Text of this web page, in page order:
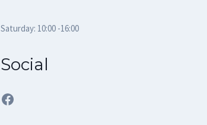
Saturday: 10:00 -16:00
Social
Facebook